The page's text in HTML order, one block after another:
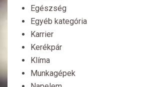
Egészség
Egyéb kategória
Karrier
Kerékpár
Klíma
Munkagépek